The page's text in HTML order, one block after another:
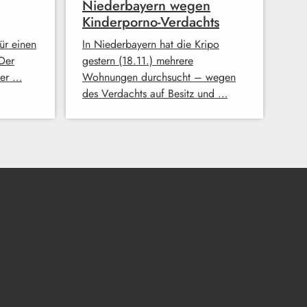
einen
…
Niederbayern wegen
Kinderporno-Verdachts
In Niederbayern hat die Kripo
gestern (18.11.) mehrere
Wohnungen durchsucht – wegen
des Verdachts auf Besitz und …